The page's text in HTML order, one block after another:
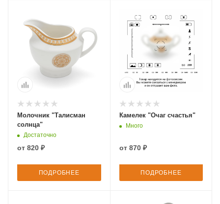
Молочник "Талисман
солнца"
Достаточно
от 820 ₽
ПОДРОБНЕЕ
Камелек "Очаг счастья"
Много
от 870 ₽
ПОДРОБНЕЕ